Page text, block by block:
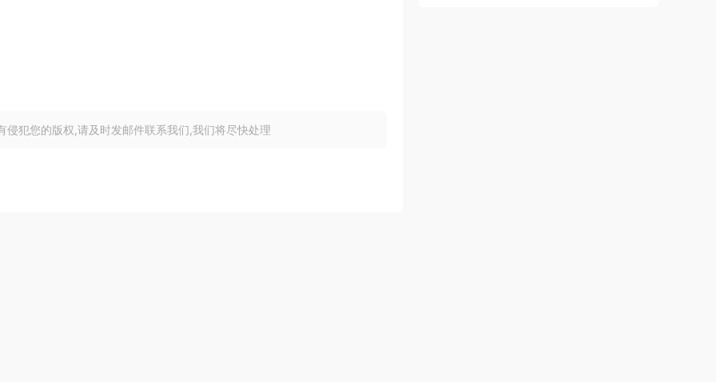
犯您的版权,请及时发邮件联系我们,我们将尽快处理